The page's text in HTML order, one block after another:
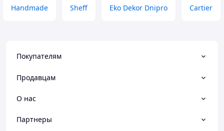
Handmade Sheff Eko Dekor Dnipro Cartier
Покупателям
Продавцам
О нас
Партнеры